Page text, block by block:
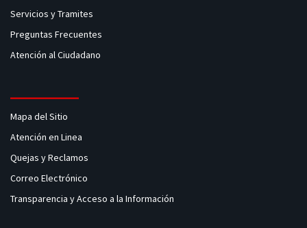
Servicios y Tramites
Preguntas Frecuentes
Atención al Ciudadano
Mapa del Sitio
Atención en Linea
Quejas y Reclamos
Correo Electrónico
Transparencia y Acceso a la Información